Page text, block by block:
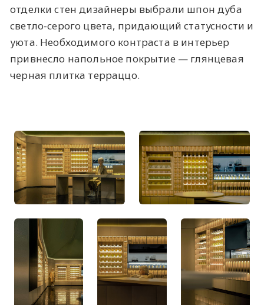
отделки стен дизайнеры выбрали шпон дуба
светло-серого цвета, придающий статусности и
уюта. Необходимого контраста в интерьер
привнесло напольное покрытие — глянцевая
черная плитка терраццо.